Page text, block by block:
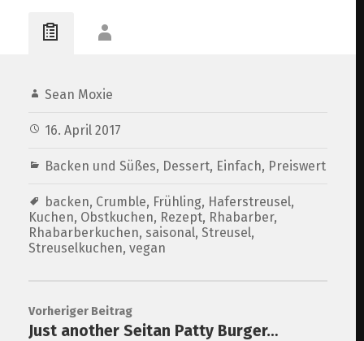
Sean Moxie
16. April 2017
Backen und Süßes, Dessert, Einfach, Preiswert
backen, Crumble, Frühling, Haferstreusel,
Kuchen, Obstkuchen, Rezept, Rhabarber,
Rhabarberkuchen, saisonal,Streusel,
Streuselkuchen,vegan
Vorheriger Beitrag
Just another Seitan Patty Burger…